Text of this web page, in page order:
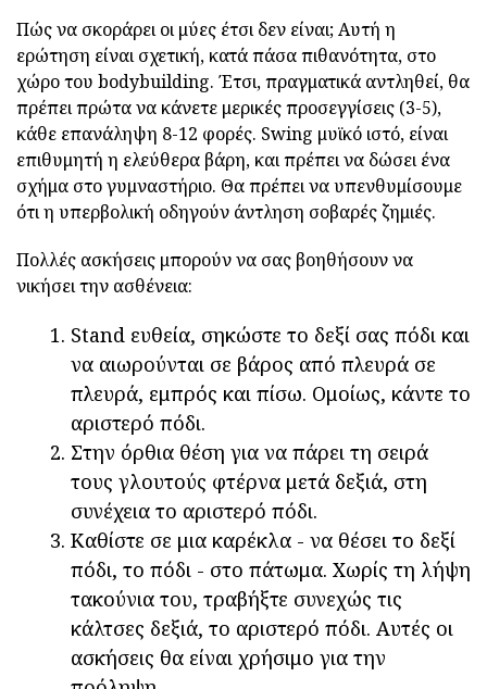
Πώς να σκοράρει οι μύες έτσι δεν είναι; Αυτή η
ερώτηση είναι σχετική, κατά πάσα πιθανότητα, στο
χώρο του bodybuilding. Έτσι, πραγματικά αντληθεί, θα
πρέπει πρώτα να κάνετε μερικές προσεγγίσεις (3-5),
κάθε επανάληψη 8-12 φορές. Swing μυϊκό ιστό, είναι
επιθυμητή η ελεύθερα βάρη, και πρέπει να δώσει ένα
σχήμα στο γυμναστήριο. Θα πρέπει να υπενθυμίσουμε
ότι η υπερβολική οδηγούν άντληση σοβαρές ζημιές.
Πολλές ασκήσεις μπορούν να σας βοηθήσουν να
νικήσει την ασθένεια:
Stand ευθεία, σηκώστε το δεξί σας πόδι και
να αιωρούνται σε βάρος από πλευρά σε
πλευρά, εμπρός και πίσω. Ομοίως, κάντε το
αριστερό πόδι.
Στην όρθια θέση για να πάρει τη σειρά
τους γλουτούς φτέρνα μετά δεξιά, στη
συνέχεια το αριστερό πόδι.
Καθίστε σε μια καρέκλα - να θέσει το δεξί
πόδι, το πόδι - στο πάτωμα. Χωρίς τη λήψη
τακούνια του, τραβήξτε συνεχώς τις
κάλτσες δεξιά, το αριστερό πόδι. Αυτές οι
ασκήσεις θα είναι χρήσιμο για την